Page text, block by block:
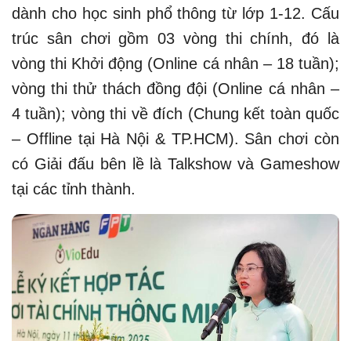
dành cho học sinh phổ thông từ lớp 1-12. Cấu
trúc sân chơi gồm 03 vòng thi chính, đó là
vòng thi Khởi động (Online cá nhân – 18 tuần);
vòng thi thử thách đồng đội (Online cá nhân –
4 tuần); vòng thi về đích (Chung kết toàn quốc
– Offline tại Hà Nội & TP.HCM). Sân chơi còn
có Giải đấu bên lề là Talkshow và Gameshow
tại các tỉnh thành.